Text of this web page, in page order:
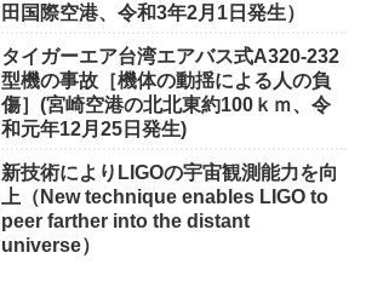
田国際空港、令和3年2月1日発生）
タイガーエア台湾エアバス式A320-232
型機の事故［機体の動揺による人の負
傷］(宮崎空港の北北東約100ｋｍ、令
和元年12月25日発生)
新技術によりLIGOの宇宙観測能力を向
上（New technique enables LIGO to
peer farther into the distant
universe）